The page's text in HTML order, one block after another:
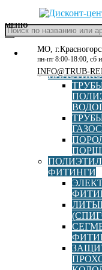
Поиск
товаров
МЕНЮ
КАТАЛОГ
ФИТИНГИ
МО,
пн-пт 8:00-18:00, сб
INFO@TRUB-
Главная »84,8
Тройник
250х250
руб В